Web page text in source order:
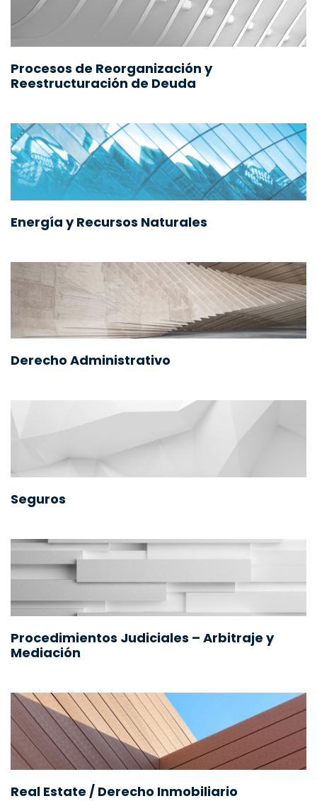
Procesos de Reorganización y
Reestructuración de Deuda
Energía y Recursos Naturales
Derecho Administrativo
Seguros
Procedimientos Judiciales – Arbitraje y
Mediación
Real Estate / Derecho Inmobiliario